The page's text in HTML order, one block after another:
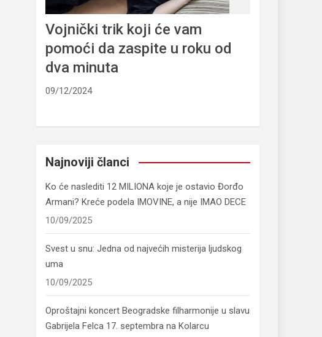
Vojnički trik koji će vam
pomoći da zaspite u roku od
dva minuta
09/12/2024
Najnoviji članci
Ko će naslediti 12 MILIONA koje je ostavio Đorđo
Armani? Kreće podela IMOVINE, a nije IMAO DECE
10/09/2025
Svest u snu: Jedna od najvećih misterija ljudskog
uma
10/09/2025
Oproštajni koncert Beogradske filharmonije u slavu
Gabrijela Felca 17. septembra na Kolarcu